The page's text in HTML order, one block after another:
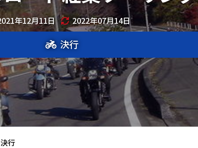
年12月11日 2022年07月14日
決行
決行